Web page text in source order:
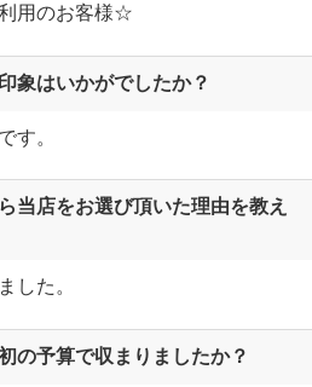
用のお客様☆
象はいかがでしたか？
す。
当店をお選び頂いた理由を教え
した。
の予算で収まりましたか？